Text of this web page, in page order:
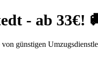
- ab 33€!
günstigen